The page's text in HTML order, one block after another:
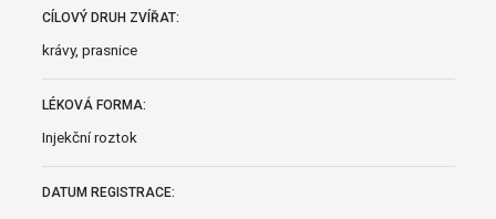
CÍLOVÝ DRUH ZVÍŘAT:
krávy, prasnice
LÉKOVÁ FORMA:
Injekční roztok
DATUM REGISTRACE: